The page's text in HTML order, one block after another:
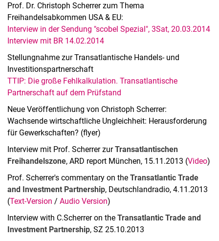
Prof. Dr. Christoph Scherrer zum Thema
Freihandelsabkommen USA & EU:
Interview in der Sendung "scobel Spezial", 3Sat, 20.03.2014
Interview mit BR 14.02.2014
Stellungnahme zur Transatlantische Handels- und
Investitionspartnerschaft
TTIP: Die große Fehlkalkulation. Transatlantische
Partnerschaft auf dem Prüfstand
Neue Veröffentlichung von Christoph Scherrer:
Wachsende wirtschaftliche Ungleichheit: Herausforderung
für Gewerkschaften? (flyer)
Interview mit Prof. Scherrer zurTransatlantischen
Freihandelszone, ARD report München, 15.11.2013 (Video)
Prof. Scherrer's commentary on the Transatlantic Trade
and Investment Partnership, Deutschlandradio, 4.11.2013
(Text-Version / Audio Version)
Interview with C.Scherrer on the Transatlantic Trade and
Investment Partnership, SZ 25.10.2013